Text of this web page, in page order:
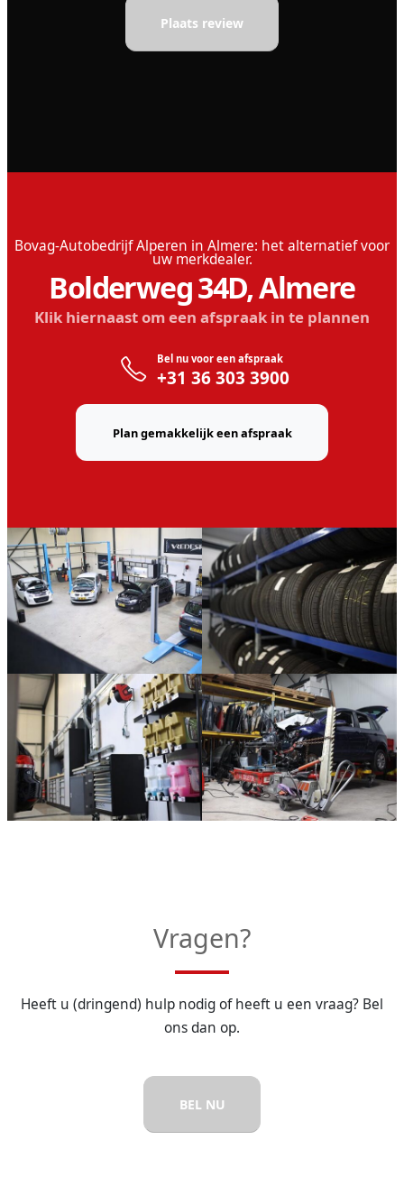
Plaats review
Bovag-Autobedrijf Alperen in Almere: het alternatief voor
uw merkdealer.
Bolderweg 34D, Almere
Klik hiernaast om een afspraak in te plannen
Bel nu voor een afspraak
‎+31 36 303 3900
Plan gemakkelijk een afspraak
Vragen?
Heeft u (dringend) hulp nodig of heeft u een vraag? Bel
ons dan op.
BEL NU